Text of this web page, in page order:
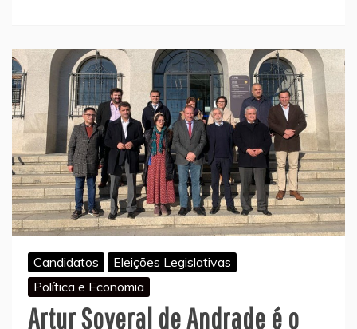
Candidatos
Eleições Legislativas
Política e Economia
Artur Soveral de Andrade é o